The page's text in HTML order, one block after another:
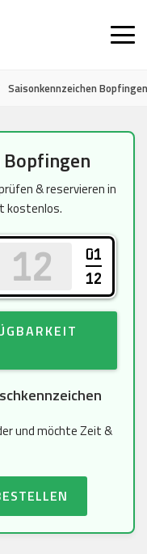
Saisonkennzeichen Bopfingen
Bopfingen
& reservieren in
kostenlos.
01
12
und möchte Zeit &